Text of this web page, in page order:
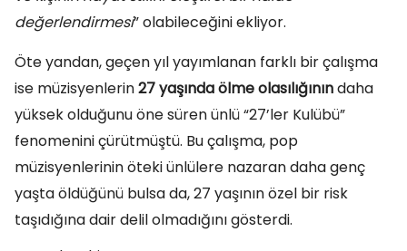
değerlendirmesi” olabileceğini ekliyor.
Öte yandan, geçen yıl yayımlanan farklı bir çalışma
ise müzisyenlerin27 yaşında ölme olasılığınındaha
yüksek olduğunu öne süren ünlü “27’ler Kulübü”
fenomenini çürütmüştü. Bu çalışma, pop
müzisyenlerinin öteki ünlülere nazaran daha genç
yaşta öldüğünü bulsa da, 27 yaşının özel bir risk
taşıdığına dair delil olmadığını gösterdi.